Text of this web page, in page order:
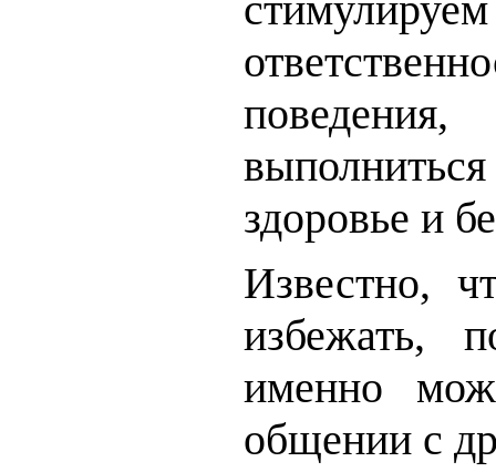
здоровье и
Известно,
избежать,
именно
общении с